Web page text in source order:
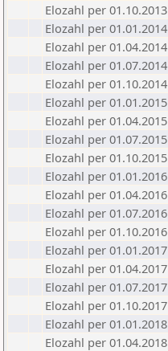
Elozahl per 01.10.2013
Elozahl per 01.01.2014
Elozahl per 01.04.2014
Elozahl per 01.07.2014
Elozahl per 01.10.2014
Elozahl per 01.01.2015
Elozahl per 01.04.2015
Elozahl per 01.07.2015
Elozahl per 01.10.2015
Elozahl per 01.01.2016
Elozahl per 01.04.2016
Elozahl per 01.07.2016
Elozahl per 01.10.2016
Elozahl per 01.01.2017
Elozahl per 01.04.2017
Elozahl per 01.07.2017
Elozahl per 01.10.2017
Elozahl per 01.01.2018
Elozahl per 01.04.2018